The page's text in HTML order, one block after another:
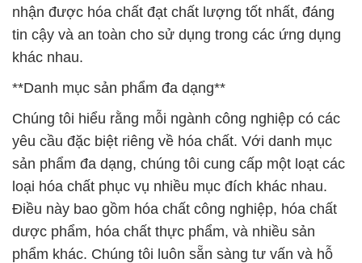
nhận được hóa chất đạt chất lượng tốt nhất, đáng
tin cậy và an toàn cho sử dụng trong các ứng dụng
khác nhau.
**Danh mục sản phẩm đa dạng**
Chúng tôi hiểu rằng mỗi ngành công nghiệp có các
yêu cầu đặc biệt riêng về hóa chất. Với danh mục
sản phẩm đa dạng, chúng tôi cung cấp một loạt các
loại hóa chất phục vụ nhiều mục đích khác nhau.
Điều này bao gồm hóa chất công nghiệp, hóa chất
dược phẩm, hóa chất thực phẩm, và nhiều sản
phẩm khác. Chúng tôi luôn sẵn sàng tư vấn và hỗ